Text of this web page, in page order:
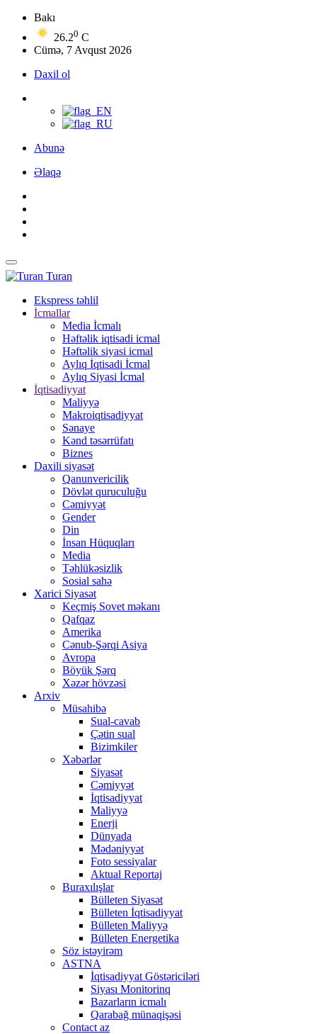
Bakı
26.20 C
Cümə, 7 Avqust 2026
Daxil ol
Abunə
Əlaqə
Turan
Ekspress təhlil
İcmallar
Media İcmalı
Həftəlik iqtisadi icmal
Həftəlik siyasi icmal
Aylıq İqtisadi İcmal
Aylıq Siyasi İcmal
İqtisadiyyat
Maliyyə
Makroiqtisadiyyat
Sənaye
Kənd təsərrüfatı
Biznes
Daxili siyasət
Qanunvericilik
Dövlət quruculuğu
Cəmiyyət
Gender
Din
İnsan Hüquqları
Media
Təhlükəsizlik
Sosial sahə
Xarici Siyasət
Keçmiş Sovet məkanı
Qafqaz
Amerika
Cənub-Şərqi Asiya
Avropa
Böyük Şərq
Xəzər hövzəsi
Arxiv
Müsahibə
Sual-cavab
Çətin sual
Bizimkiler
Xəbərlər
Siyasət
Cəmiyyət
İqtisadiyyat
Maliyyə
Enerji
Dünyada
Mədəniyyət
Foto sessiyalar
Aktual Reportaj
Buraxılışlar
Bülleten Siyasət
Bülleten İqtisadiyyat
Bülleten Maliyyə
Bülleten Energetika
Söz istəyirəm
ASTNA
İqtisadiyyat Göstəriciləri
Siyası Monitorinq
Bazarların icmalı
Qarabağ münaqişəsi
Contact az